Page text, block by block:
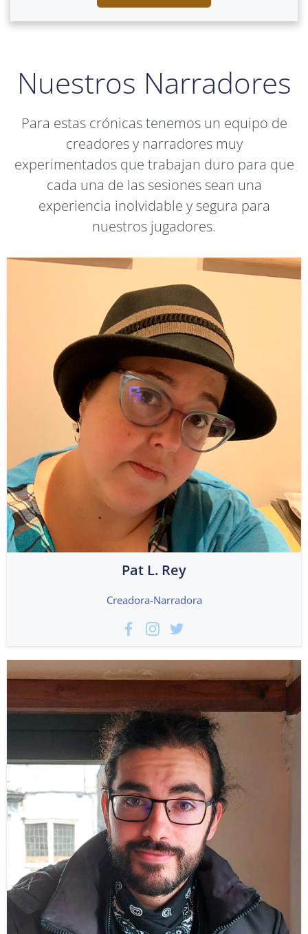
Nuestros Narradores
Para estas crónicas tenemos un equipo de
creadores y narradores muy
experimentados que trabajan duro para que
cada una de las sesiones sean una
experiencia inolvidable y segura para
nuestros jugadores.
Pat L. Rey
Creadora-Narradora